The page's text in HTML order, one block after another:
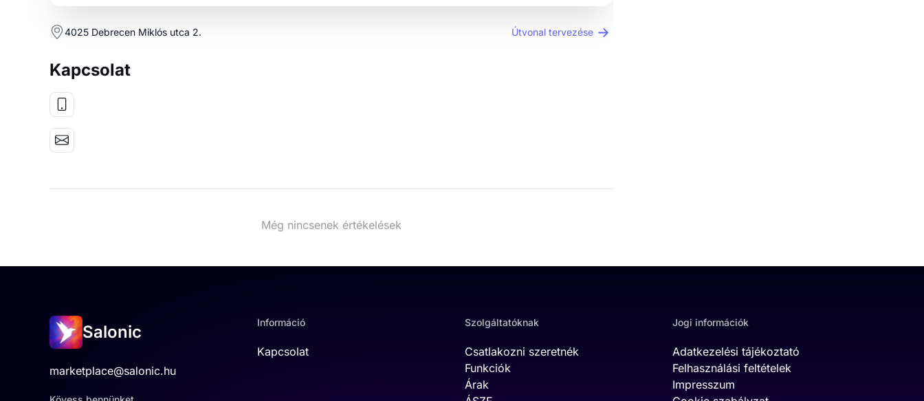
4025 Debrecen Miklós utca 2. Útvonal tervezése
Kapcsolat
Még nincsenek értékelések
Salonic
marketplace@salonic.hu
Információ
Kapcsolat
Szolgáltatóknak
Csatlakozni szeretnék
Funkciók
Árak
Jogi információk
Adatkezelési tájékoztató
Felhasználási feltételek
Impresszum